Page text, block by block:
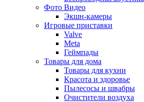
Фото Видео
Экшн-камеры
Игровые приставки
Valve
Meta
Геймпады
Товары для дома
Товары для кухни
Красота и здоровье
Пылесосы и швабры
Очистители воздуха